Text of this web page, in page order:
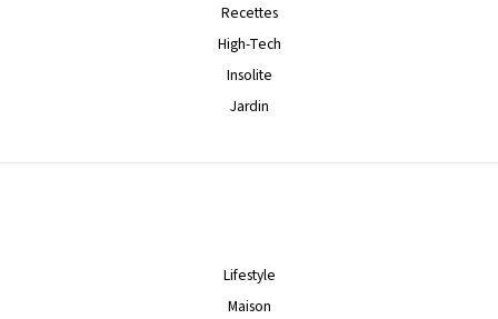
Recettes
High-Tech
Insolite
Jardin
Lifestyle
Maison